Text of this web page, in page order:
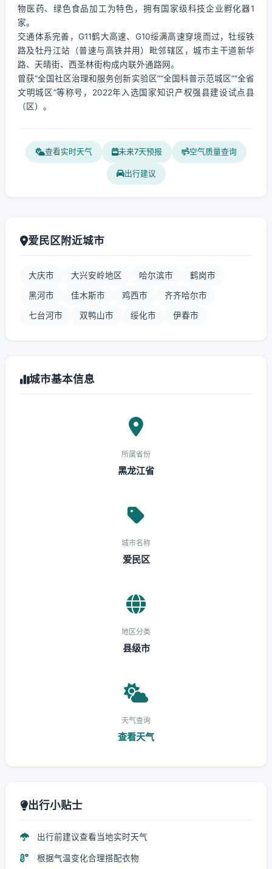
物医药、绿色食品加工为特色，拥有国家级科技企业孵化器1
家。
交通体系完善，G11鹤大高速、G10绥满高速穿境而过，牡绥铁
路及牡丹江站（普速与高铁并用）毗邻辖区，城市主干道新华
路、天晴街、西圣林街构成内联外通路网。
曾获“全国社区治理和服务创新实验区”“全国科普示范城区”“全省
文明城区”等称号，2022年入选国家知识产权强县建设试点县
（区）。
查看实时天气 未来7天预报 空气质量查询
出行建议
爱民区附近城市
大庆市 大兴安岭地区 哈尔滨市 鹤岗市
黑河市 佳木斯市 鸡西市 齐齐哈尔市
七台河市 双鸭山市 绥化市 伊春市
城市基本信息
所属省份
黑龙江省
城市名称
爱民区
地区分类
县级市
天气查询
查看天气
出行小贴士
出行前建议查看当地实时天气
根据气温变化合理搭配衣物